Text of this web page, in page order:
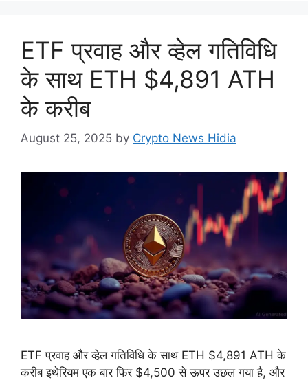
ETF प्रवाह और व्हेल गतिविधि
के साथ ETH $4,891 ATH
के करीब
August 25, 2025 by Crypto News Hidia
ETF प्रवाह और व्हेल गतिविधि के साथ ETH $4,891 ATH के
करीब इथेरियम एक बार फिर $4,500 से ऊपर उछल गया है, और